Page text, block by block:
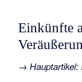
Einkünfte
→Hauptartikel: